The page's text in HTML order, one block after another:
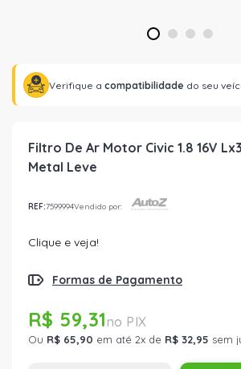
1 2 3 4
Verifique a compatibilidade do seu
Filtro De Ar Motor Civic 1.8 16V
Metal Leve
REF:7599994Vendido por:
Clique e veja!
Formas de Pagamento
R$ 59,31
Ou R$ 65,90 em até 2x de R$ 32,95 sem